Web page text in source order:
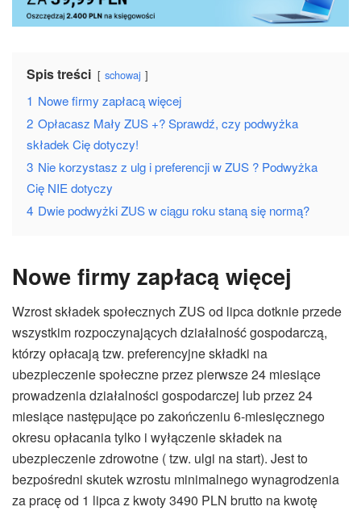
Spis treści schowaj
1 Nowe firmy zapłacą więcej
2 Opłacasz Mały ZUS +? Sprawdź, czy podwyżka
składek Cię dotyczy!
3 Nie korzystasz z ulg i preferencji w ZUS ? Podwyżka
Cię NIE dotyczy
4 Dwie podwyżki ZUS w ciągu roku staną się normą?
Nowe firmy zapłacą więcej
Wzrost składek społecznych ZUS od lipca dotknie przede
wszystkim rozpoczynających działalność gospodarczą,
którzy opłacają tzw. preferencyjne składki na
ubezpieczenie społeczne przez pierwsze 24 miesiące
prowadzenia działalności gospodarczej lub przez 24
miesiące następujące po zakończeniu 6-miesięcznego
okresu opłacania tylko i wyłączenie składek na
ubezpieczenie zdrowotne ( tzw. ulgi na start). Jest to
bezpośredni skutek wzrostu minimalnego wynagrodzenia
za pracę od 1 lipca z kwoty 3490 PLN brutto na kwotę